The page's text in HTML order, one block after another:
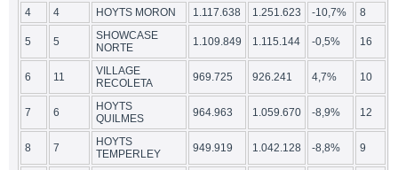
4 4 HOYTS MORON 1.117.638 1.251.623 -10,7% 8
5 5
SHOWCASE
NORTE
1.109.849 1.115.144 -0,5% 16
6 11
VILLAGE
RECOLETA
969.725 926.241 4,7% 10
7 6
HOYTS
QUILMES
964.963 1.059.670 -8,9% 12
8 7
HOYTS
TEMPERLEY
949.919 1.042.128 -8,8% 9